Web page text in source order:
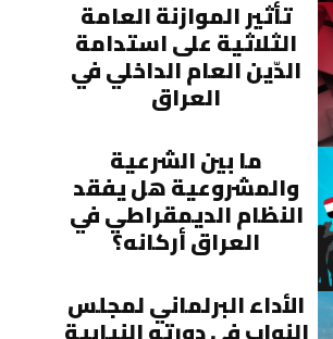
تأثير الموازنة العامة
الثلاثية على استدامة
الدّين العام الداخلي في
العراق
ما بين الشرعية
والمشروعية هل يفقد
النظام الديمقراطي في
العراق أركانه؟
الأداء البرلماني لمجلس